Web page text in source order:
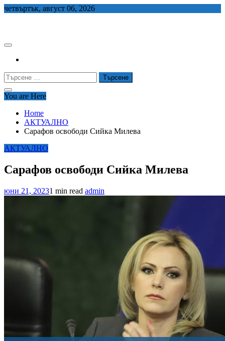
Skip
четвъртък, август 06, 2026
Търсене
за:
You are Here
Home
АКТУАЛНО
Сарафов освободи Сийка Милева
АКТУАЛНО
Сарафов освободи Сийка Милева
юни 21, 20231 min read admin